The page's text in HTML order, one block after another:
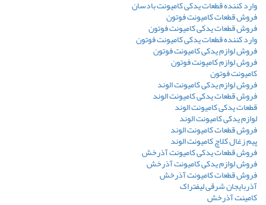
وارد کننده قطعات یدکی کامیونت بادسان
فروش قطعات کامیونت فوتون
فروش قطعات یدکی کامیونت فوتون
وارد کننده قطعات یدکی کامیونت فوتون
فروش لوازم یدکی کامیونت فوتون
فروش لوازم کامیونت فوتون
کامیونت فوتون
فروش لوازم یدکی کامیونت الوند
فروش قطعات یدکی کامیونت الوند
قطعات یدکی کامیونت الوند
لوازم یدکی کامیونت الوند
فروش قطعات کامیونت الوند
پیم زغال کلاچ کامیونت الوند
فروش قطعات یدکی کامیونت آذرخش
فروش لوازم یدکی کامیونت آذرخش
فروش قطعات کامیونت آذرخش
آذربایجان شرقی لیفتراک
کامینت آذرخش